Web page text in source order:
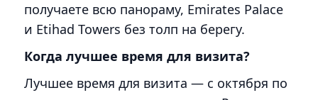
получаете всю панораму, Emirates Palace
и Etihad Towers без толп на берегу.
Когда лучшее время для визита?
Лучшее время для визита — с октября по